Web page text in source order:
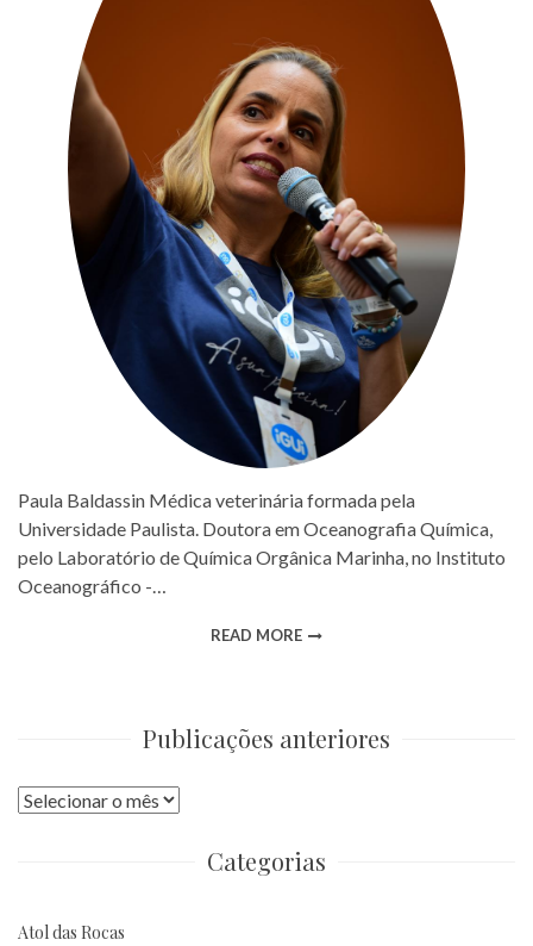
Paula Baldassin Médica veterinária formada pela
Universidade Paulista. Doutora em Oceanografia Química,
pelo Laboratório de Química Orgânica Marinha, no Instituto
Oceanográfico -…
READ MORE
Publicações anteriores
Publicações
Categorias
Atol das Rocas